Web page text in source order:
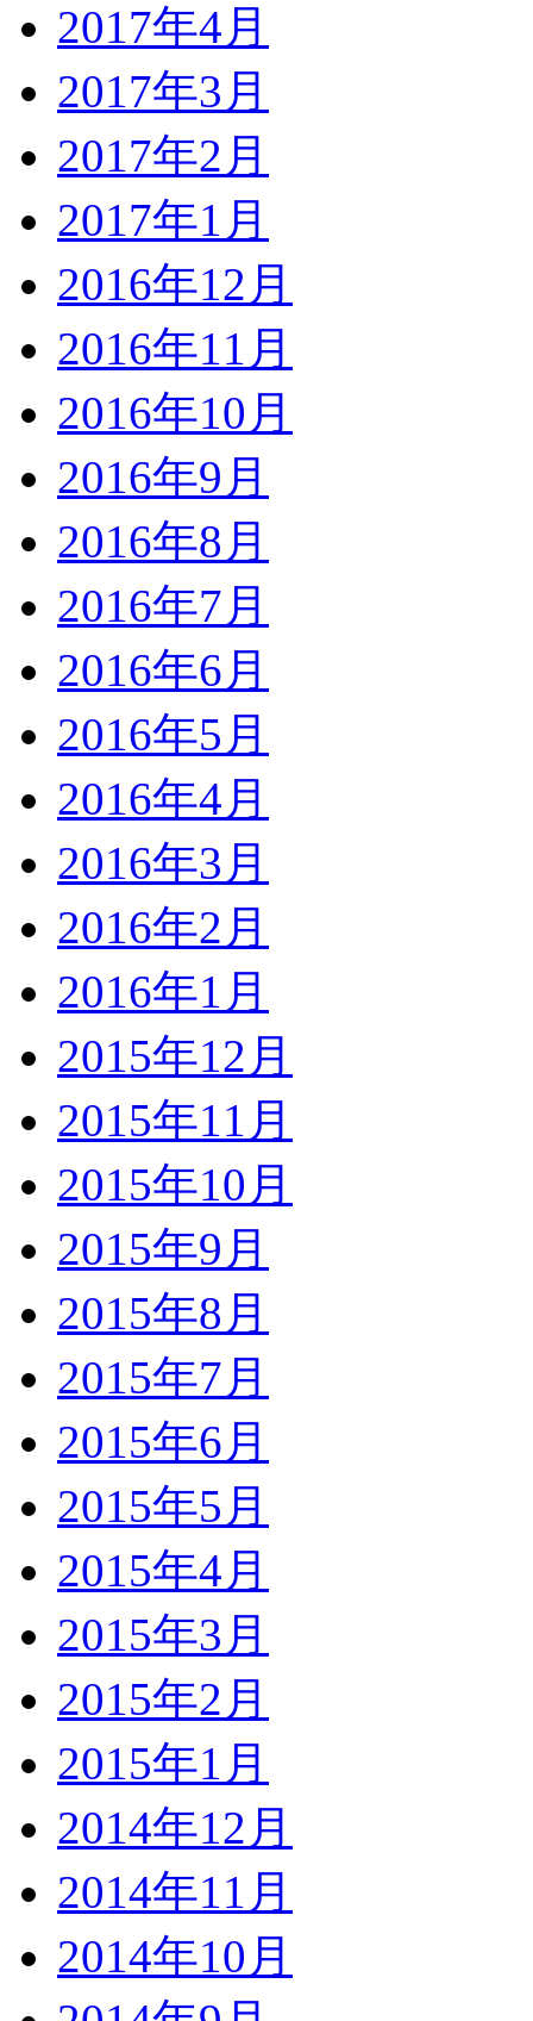
2017年4月
2017年3月
2017年2月
2017年1月
2016年12月
2016年11月
2016年10月
2016年9月
2016年8月
2016年7月
2016年6月
2016年5月
2016年4月
2016年3月
2016年2月
2016年1月
2015年12月
2015年11月
2015年10月
2015年9月
2015年8月
2015年7月
2015年6月
2015年5月
2015年4月
2015年3月
2015年2月
2015年1月
2014年12月
2014年11月
2014年10月